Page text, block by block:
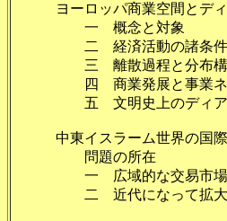
ヨーロッパ商業空間とデ
一 概念
二 経済活動の
三 離散過程と
四 商業発展と事業
五 文明史上のデ
中東イスラーム世
問題
一 広域的な交易市場圏
二 近代になって拡大する